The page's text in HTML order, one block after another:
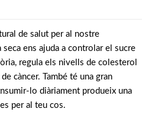
de salut per al nostre
ens ajuda a controlar el sucre
regula els nivells de colesterol
càncer. També té una gran
lo diàriament produeix una
per al teu cos.